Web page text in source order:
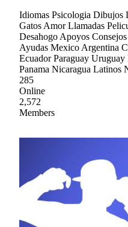
Idiomas Psicologia Dibujos
Gatos Amor Llamadas
Desahogo Apoyos
Ayudas Mexico Argentina
Ecuador Paraguay
Panama Nicaragua Latinos
285
Online
2,572
Members